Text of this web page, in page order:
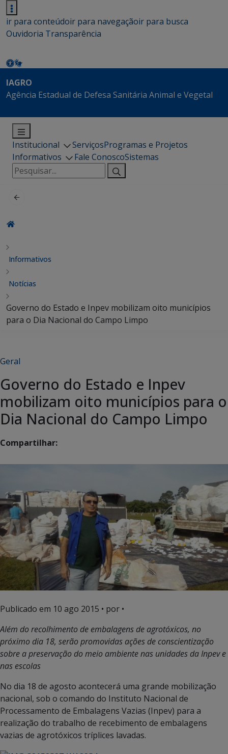
ir para conteúdoir para navegaçãoir para busca
Ouvidoria Transparência
IAGRO
Agência Estadual de Defesa Sanitária Animal e Vegetal
Institucional ServiçosProgramas e Projetos
Informativos
Fale ConoscoSistemas
Pesquisar
por:
Informativos
Notícias
Governo do Estado e Inpev mobilizam oito municípios
para o Dia Nacional do Campo Limpo
Geral
Governo do Estado e Inpev
mobilizam oito municípios para o
Dia Nacional do Campo Limpo
Compartilhar:
Publicado em 10 ago 2015 • por •
Além do recolhimento de embalagens de agrotóxicos, no
próximo dia 18, serão promovidas ações de conscientização
sobre a preservação do meio ambiente nas unidades da Inpev e
nas escolas
No dia 18 de agosto acontecerá uma grande mobilização
nacional, sob o comando do Instituto Nacional de
Processamento de Embalagens Vazias (Inpev) para a
realização do trabalho de recebimento de embalagens
vazias de agrotóxicos tríplices lavadas.